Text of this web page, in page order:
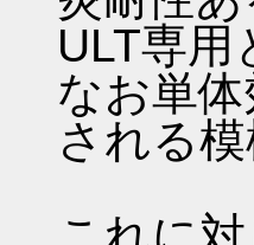
ULT専
なお単
される